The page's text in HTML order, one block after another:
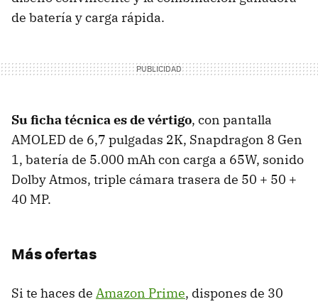
de batería y carga rápida.
Su ficha técnica es de vértigo, con pantalla
AMOLED de 6,7 pulgadas 2K, Snapdragon 8 Gen
1, batería de 5.000 mAh con carga a 65W, sonido
Dolby Atmos, triple cámara trasera de 50 + 50 +
40 MP.
Más ofertas
Si te haces de Amazon Prime, dispones de 30